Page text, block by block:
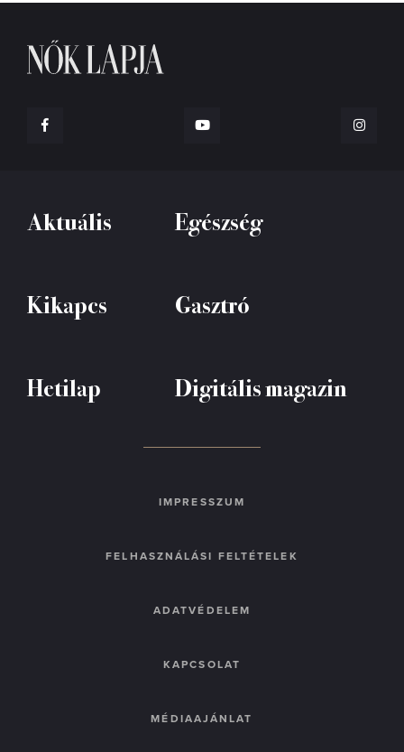
Aktuális Egészség
Kikapcs Gasztró
Hetilap Digitális magazin
IMPRESSZUM
FELHASZNÁLÁSI FELTÉTELEK
ADATVÉDELEM
KAPCSOLAT
MÉDIAAJÁNLAT